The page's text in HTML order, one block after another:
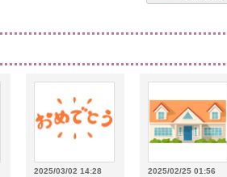
2025/03/02 14:28 2025/02/25 01:56